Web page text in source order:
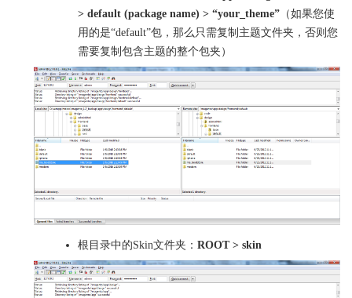
> default (package name) > “your_theme” （如果您使
用的是“default”包，那么只需复制主题文件夹，否则您
需要复制包含主题的整个包夹）
根目录中的Skin文件夹： ROOT > skin